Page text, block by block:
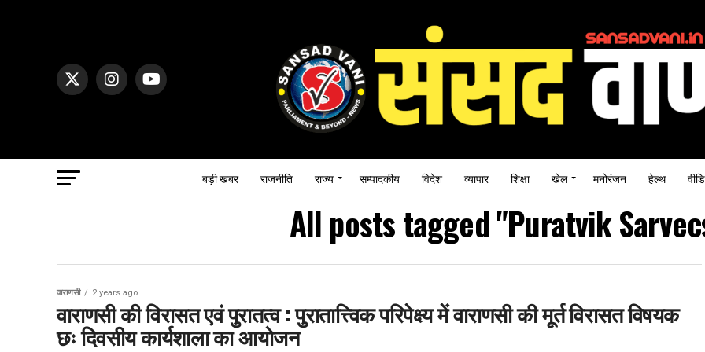
बड़ी खबर राजनीति राज्य सम्पादकीय विदेश व्यापार शिक्षा खेल मनोरंजन हेल्थ
All posts tagged "Puratvik
वाराणसी 2 years ago
वाराणसी की विरासत एवं पुरातत्व : पुरातात्त्विक परिपेक्ष्य में वाराणसी की मूर्त विरासत विषयक
छः दिवसीय कार्यशाला का आयोजन